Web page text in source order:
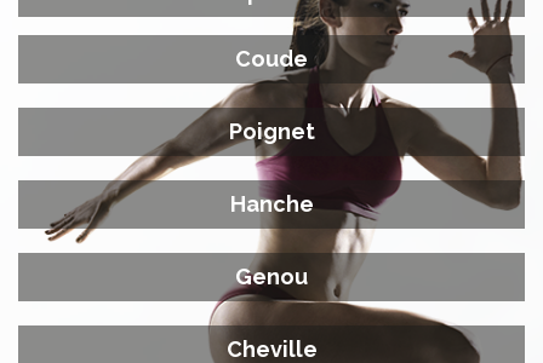
Coude
Poignet
Hanche
Genou
Cheville